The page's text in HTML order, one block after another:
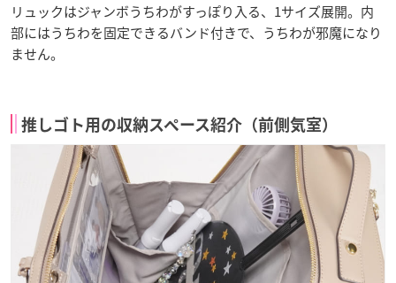
リュックはジャンボうちわがすっぽり入る、1サイズ展開。内
部にはうちわを固定できるバンド付きで、うちわが邪魔になり
ません。
推しゴト用の収納スペース紹介（前側気室）